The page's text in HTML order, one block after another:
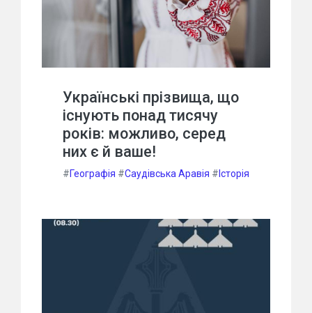
Українські прізвища, що
існують понад тисячу
років: можливо, серед
них є й ваше!
#Географія #Саудівська Аравія # Історія